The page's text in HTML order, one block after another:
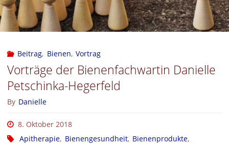
Beitrag, Bienen, Vortrag
Vorträge der Bienenfachwartin Danielle
Petschinka-Hegerfeld
By Danielle
8. Oktober 2018
Apitherapie, Bienengesundheit, Bienenprodukte,